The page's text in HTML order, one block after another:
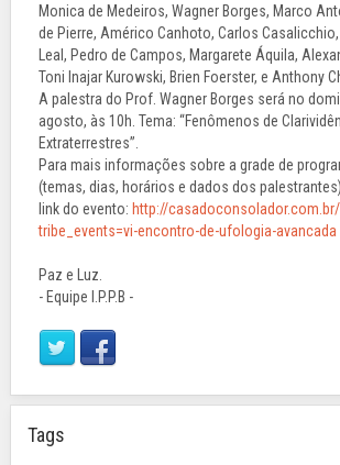
Monica de Medeiros, Wagner Borges, Marco
de Pierre, Américo Canhoto, Carlos
Leal, Pedro de Campos, Margarete Áquila,
Toni Inajar Kurowski, Brien Foerster, e Anthony
A palestra do Prof. Wagner Borges será no
agosto, às 10h. Tema: “Fenômenos de
Extraterrestres”.
Para mais informações sobre a grade de
(temas, dias, horários e dados dos
link do evento: http://
tribe_events=vi-encontro-de-ufologia-avancada
Paz e Luz.
- Equipe I.P.P.B -
Tags